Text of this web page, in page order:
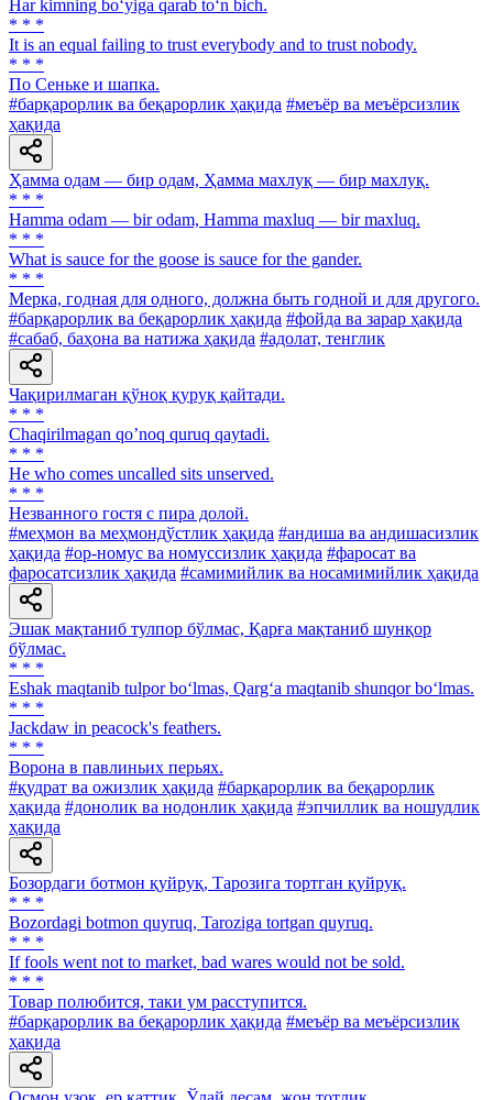
Har kimning bo‘yiga qarab to‘n bich.
* * *
It is an equal failing to trust everybody and to trust nobody.
* * *
По Сеньке и шапка.
#барқарорлик ва беқарорлик ҳақида #меъёр ва меъёрсизлик
ҳақида
Ҳамма одам — бир одам, Ҳамма махлуқ — бир махлуқ.
* * *
Hamma odam — bir odam, Hamma maxluq — bir maxluq.
* * *
What is sauce for the goose is sauce for the gander.
* * *
Мерка, годная для одного, должна быть годной и для другого.
#барқарорлик ва беқарорлик ҳақида #фойда ва зарар ҳақида
#сабаб, баҳона ва натижа ҳақида #адолат, тенглик
Чақирилмаган қўноқ қуруқ қайтади.
* * *
Chaqirilmagan qoʼnoq quruq qaytadi.
* * *
Не who comes uncalled sits unserved.
* * *
Незванного гостя с пира долой.
#меҳмон ва меҳмондўстлик ҳақида #андиша ва андишасизлик
ҳақида #ор-номус ва номуссизлик ҳақида #фаросат ва
фаросатсизлик ҳақида #самимийлик ва носамимийлик ҳақида
Эшак мақтаниб тулпор бўлмас, Қарға мақтаниб шунқор
бўлмас.
* * *
Eshak maqtanib tulpor bo‘lmas, Qarg‘a maqtanib shunqor bo‘lmas.
* * *
Jackdaw in peacock's feathers.
* * *
Ворона в павлиньих перьях.
#қудрат ва ожизлик ҳақида #барқарорлик ва беқарорлик
ҳақида #донолик ва нодонлик ҳақида #эпчиллик ва ношудлик
ҳақида
Бозордаги ботмон қуйруқ, Тарозига тортган қуйруқ.
* * *
Bozordagi botmon quyruq, Taroziga tortgan quyruq.
* * *
If fools went not to market, bad wares would not be sold.
* * *
Товар полюбится, таки ум расступится.
#барқарорлик ва беқарорлик ҳақида #меъёр ва меъёрсизлик
ҳақида